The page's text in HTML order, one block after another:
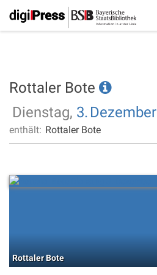
Rottaler Bote
Dienstag, 3. Dezember
enthält: Rottaler Bote
Rottaler Bote